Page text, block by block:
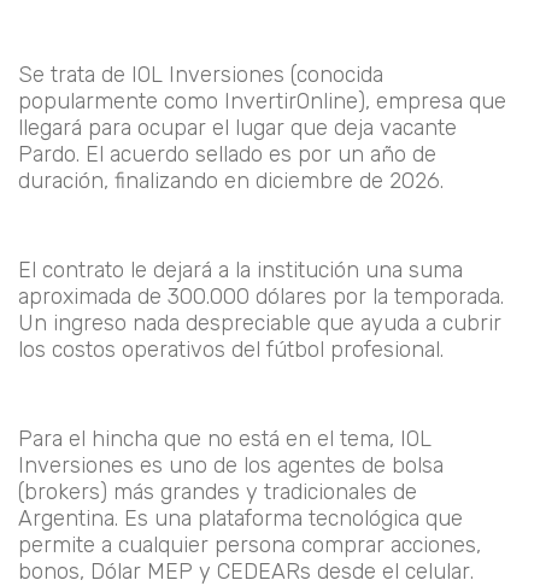
Se trata de IOL Inversiones (conocida
popularmente como InvertirOnline), empresa que
llegará para ocupar el lugar que deja vacante
Pardo. El acuerdo sellado es por un año de
duración, finalizando en diciembre de 2026.
El contrato le dejará a la institución una suma
aproximada de 300.000 dólares por la temporada.
Un ingreso nada despreciable que ayuda a cubrir
los costos operativos del fútbol profesional.
Para el hincha que no está en el tema, IOL
Inversiones es uno de los agentes de bolsa
(brokers) más grandes y tradicionales de
Argentina. Es una plataforma tecnológica que
permite a cualquier persona comprar acciones,
bonos, Dólar MEP y CEDEARs desde el celular.